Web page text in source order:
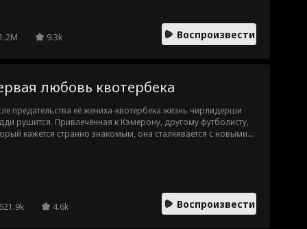
разобраться в своих новых взрослых отношениях,
бывшие, злые девчонки и, что хуже всего, брат Кейтлин,
1.2M 9.3k Воспроизвести
любовь квотербека
предательства её жениха-квотербека жизнь чирлидерши
рушится. Привлечённая к Кэмерону, другому футболисту,
кажется странно знакомым, она сталкивается с новыми
621.9k 4.6k Воспроизвести